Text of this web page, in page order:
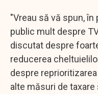
"Vreau să vă spun,
public mult despre
discutat despre
reducerea
despre
alte măsuri de